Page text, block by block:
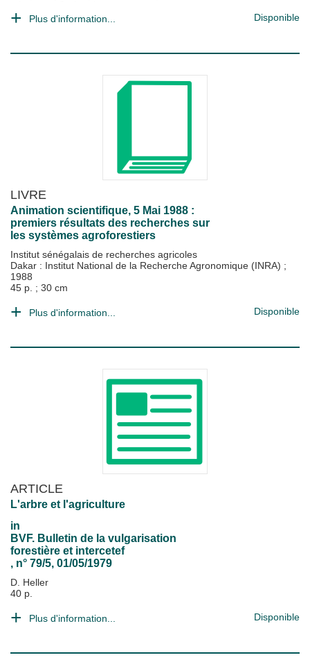
Plus d'information... Disponible
LIVRE
Animation scientifique, 5 Mai 1988 :
premiers résultats des recherches sur
les systèmes agroforestiers
Institut sénégalais de recherches agricoles
Dakar : Institut National de la Recherche Agronomique (INRA) ;
1988
45 p. ; 30 cm
Plus d'information... Disponible
ARTICLE
L'arbre et l'agriculture
in
BVF. Bulletin de la vulgarisation
forestière et intercetef
, n° 79/5, 01/05/1979
D. Heller
40 p.
Plus d'information... Disponible